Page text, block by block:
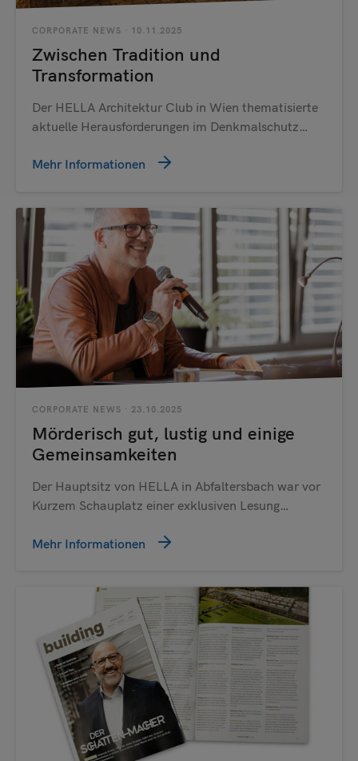
CORPORATE NEWS · 10.11.2025
Zwischen Tradition und
Transformation
Der HELLA Architektur Club in Wien thematisierte
aktuelle Herausforderungen im Denkmalschutz…
Mehr Informationen
CORPORATE NEWS · 23.10.2025
Mörderisch gut, lustig und einige
Gemeinsamkeiten
Der Hauptsitz von HELLA in Abfaltersbach war vor
Kurzem Schauplatz einer exklusiven Lesung…
Mehr Informationen